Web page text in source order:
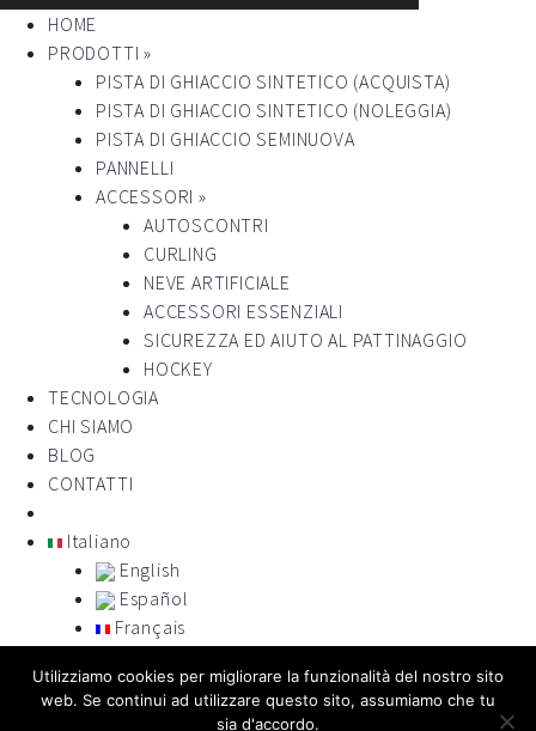
HOME
PRODOTTI »
PISTA DI GHIACCIO SINTETICO (ACQUISTA)
PISTA DI GHIACCIO SINTETICO (NOLEGGIA)
PISTA DI GHIACCIO SEMINUOVA
PANNELLI
ACCESSORI »
AUTOSCONTRI
CURLING
NEVE ARTIFICIALE
ACCESSORI ESSENZIALI
SICUREZZA ED AIUTO AL PATTINAGGIO
HOCKEY
TECNOLOGIA
CHI SIAMO
BLOG
CONTATTI
Italiano
English
Español
Français
русский
Utilizziamo cookies per migliorare la funzionalità del nostro sito
web. Se continui ad utilizzare questo sito, assumiamo che tu
sia d'accordo.